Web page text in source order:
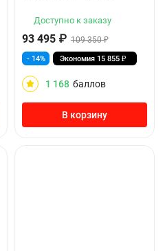
Доступно к заказу
93 495 ₽ 109 350₽
- 14% Экономия 15 855 ₽
1 168 баллов
В корзину